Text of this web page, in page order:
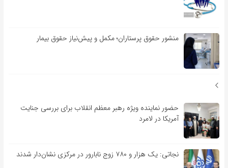
منشور حقوق پرستاران؛ مکمل و پیش‌نیاز حقوق بیمار
حضور نماینده ویژه رهبر معظم انقلاب برای بررسی جنایت
آمریکا در لامرد
نجاتی: یک هزار و ۷۸۰ زوج نابارور در مرکزی نشان‌دار شدند